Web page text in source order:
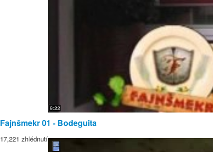
9:22
Fajnšmekr 01 - Bodeguita
17,221 zhlédnutí